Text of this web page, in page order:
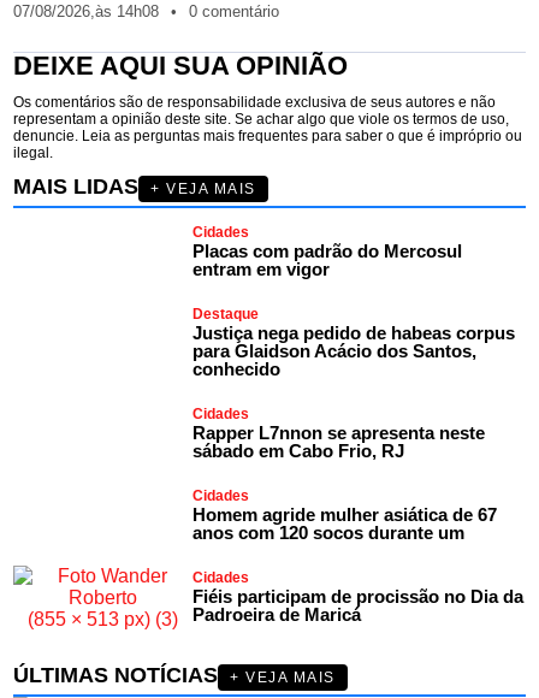
07/08/2026,às 14h08 • 0 comentário
DEIXE AQUI SUA OPINIÃO
Os comentários são de responsabilidade exclusiva de seus autores e não
representam a opinião deste site. Se achar algo que viole os termos de uso,
denuncie. Leia as perguntas mais frequentes para saber o que é impróprio ou
ilegal.
MAIS LIDAS + VEJA MAIS
Cidades
Placas com padrão do Mercosul
entram em vigor
Destaque
Justiça nega pedido de habeas corpus
para Glaidson Acácio dos Santos,
conhecido
Cidades
Rapper L7nnon se apresenta neste
sábado em Cabo Frio, RJ
Cidades
Homem agride mulher asiática de 67
anos com 120 socos durante um
Cidades
Fiéis participam de procissão no Dia da
Padroeira de Maricá
ÚLTIMAS NOTÍCIAS
+ VEJA MAIS